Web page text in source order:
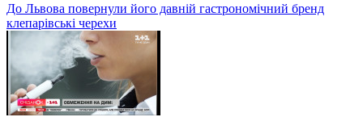
До Львова повернули його давній гастрономічний бренд
клепарівські черехи